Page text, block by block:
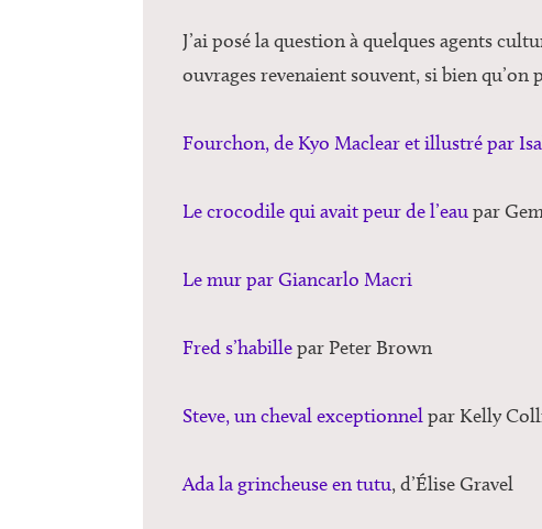
J’ai posé la question à quelques agents
ouvrages revenaient souvent, si bien
Fourchon, de Kyo Maclear et illustré par
Le crocodile qui avait peur de l’eaupar
Le mur par Giancarlo Macri
Fred s’habillepar Peter Brown
Steve, un cheval exceptionnelpar Kelly
Ada la grincheuse en tutu, d’Élise Gravel